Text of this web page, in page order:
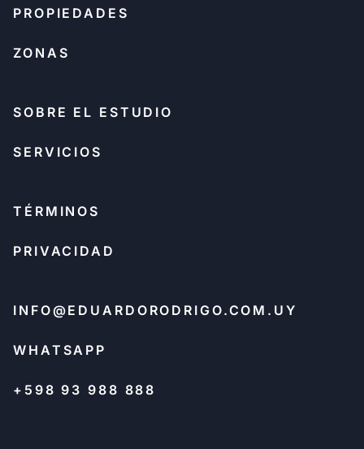
PROPIEDADES
ZONAS
SOBRE EL ESTUDIO
SERVICIOS
TÉRMINOS
PRIVACIDAD
INFO@EDUARDORODRIGO.COM.UY
WHATSAPP
+598 93 988 888